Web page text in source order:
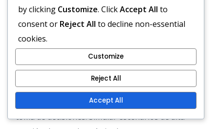
En la formación pistol, los mariscalesde campo
deben tomar decisiones rápidas, a menudo en
cuestión de segundos. Necesitan evaluar la
reacción de la defensa al snap y decidir si entregar,
pasar o correr el balón ellos mismos.
Practicar ejercicios situacionales puede ayudar a
los mariscales de campo a mejorar su velocidad de
toma de decisiones. Simular escenarios de alta
by clicking Customize. ClickAccept All to
consent or Reject All to decline non-essential
cookies.
Customize
Reject All
Accept All